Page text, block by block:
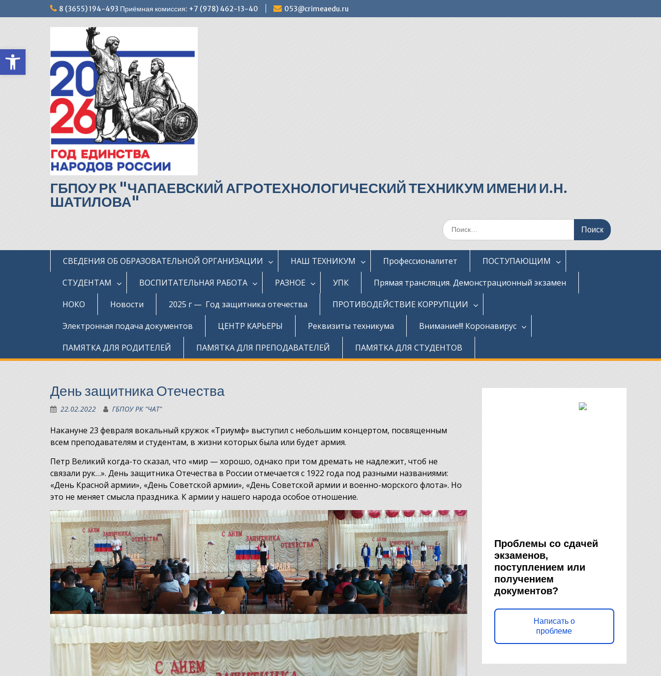
Открыть панель инструментов
к
содержимому
8 (3655) 194-493 Приёмная комиссия: +7 (978) 462-13-40 053@crimeaedu.ru
ГБПОУ РК "ЧАПАЕВСКИЙ АГРОТЕХНОЛОГИЧЕСКИЙ ТЕХНИКУМ ИМЕНИ И.Н.
ШАТИЛОВА"
Поиск
по:
СВЕДЕНИЯ ОБ ОБРАЗОВАТЕЛЬНОЙ ОРГАНИЗАЦИИ НАШ ТЕХНИКУМ Профессионалитет
ПОСТУПАЮЩИМ
СТУДЕНТАМ
ВОСПИТАТЕЛЬНАЯ РАБОТА РАЗНОЕ УПК
Прямая трансляция. Демонстрационный экзамен
НОКО
Новости 2025 г — Год защитника отечества
ПРОТИВОДЕЙСТВИЕ КОРРУПЦИИ
Электронная подача документов
ЦЕНТР КАРЬЕРЫ Реквизиты техникума
Внимание!!! Коронавирус
ПАМЯТКА ДЛЯ РОДИТЕЛЕЙ
ПАМЯТКА ДЛЯ ПРЕПОДАВАТЕЛЕЙ ПАМЯТКА ДЛЯ СТУДЕНТОВ
День защитника Отечества
22.02.2022 ГБПОУ РК "ЧАТ"
Накануне 23 февраля вокальный кружок «Триумф» выступил с небольшим концертом, посвященным
всем преподавателям и студентам, в жизни которых была или будет армия.
Петр Великий когда-то сказал, что «мир — хорошо, однако при том дремать не надлежит, чтоб не
связали рук…». День защитника Отечества в России отмечается с 1922 года под разными названиями:
«День Красной армии», «День Советской армии», «День Советской армии и военно-морского флота». Но
это не меняет смысла праздника. К армии у нашего народа особое отношение.
Проблемы со сдачей
экзаменов,
поступлением или
получением
документов?
Написать о
проблеме